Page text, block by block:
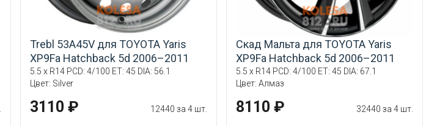
Trebl 53A45V для TOYOTA Yaris
XP9Fa Hatchback 5d 2006–2011
5.5 x R14 PCD: 4/100 ET: 45 DIA: 56.1
Цвет: Silver
3110 ₽ 12440 за 4 шт.
Скад Мальта для TOYOTA Yaris
XP9Fa Hatchback 5d 2006–2011
5.5 x R14 PCD: 4/100 ET: 45 DIA: 67.1
Цвет: Алмаз
8110 ₽ 32440 за 4 шт.